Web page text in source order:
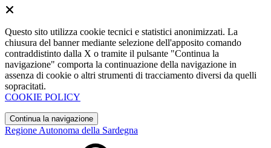
Questo sito utilizza cookie tecnici e statistici anonimizzati. La
chiusura del banner mediante selezione dell'apposito comando
contraddistinto dalla X o tramite il pulsante "Continua la
navigazione" comporta la continuazione della navigazione in
assenza di cookie o altri strumenti di tracciamento diversi da quelli
sopracitati.
COOKIE POLICY
Continua la navigazione
Regione Autonoma della Sardegna